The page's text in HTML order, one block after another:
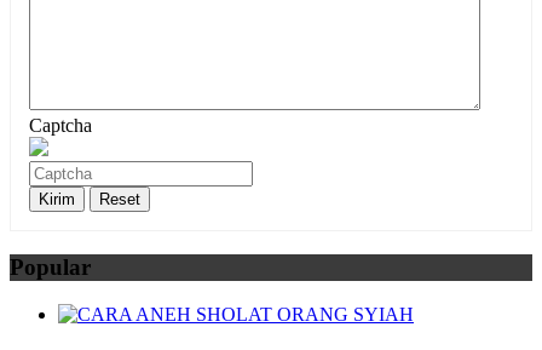
Captcha
Popular